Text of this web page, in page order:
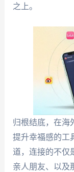
之上。
归根结底，在海
提升幸福感的工
道，连接的不仅
亲人朋友、以及